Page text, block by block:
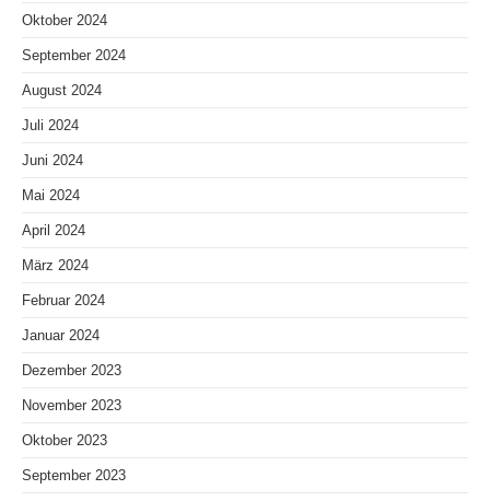
Oktober 2024
September 2024
August 2024
Juli 2024
Juni 2024
Mai 2024
April 2024
März 2024
Februar 2024
Januar 2024
Dezember 2023
November 2023
Oktober 2023
September 2023